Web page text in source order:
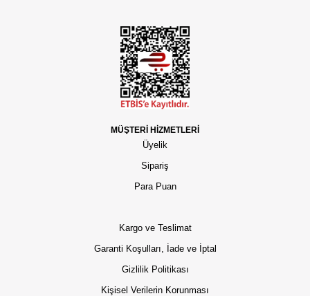
MÜŞTERİ HİZMETLERİ
Üyelik
Sipariş
Para Puan
Kargo ve Teslimat
Garanti Koşulları, İade ve İptal
Gizlilik Politikası
Kişisel Verilerin Korunması